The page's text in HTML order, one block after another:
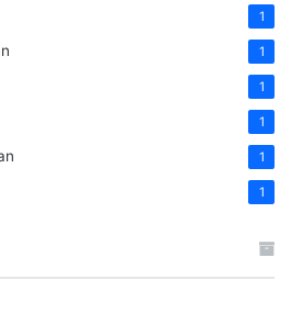
1
1
1
1
1
1